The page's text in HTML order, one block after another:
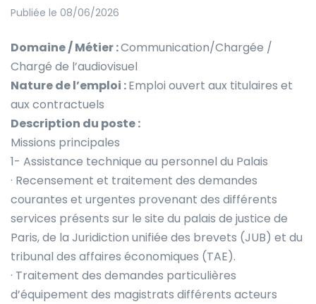
Publiée le 08/06/2026
Domaine / Métier :Communication/Chargée /
Chargé de l’audiovisuel
Nature de l’emploi :Emploi ouvert aux titulaires et
aux contractuels
Description du poste :
Missions principales
1- Assistance technique au personnel du Palais
· Recensement et traitement des demandes
courantes et urgentes provenant des différents
services présents sur le site du palais de justice de
Paris, de la Juridiction unifiée des brevets (JUB) et du
tribunal des affaires économiques (TAE).
· Traitement des demandes particulières
d’équipement des magistrats différents acteurs